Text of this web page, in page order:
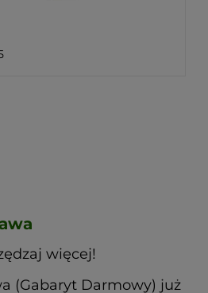
więcej!
(Gabaryt Darmowy) już